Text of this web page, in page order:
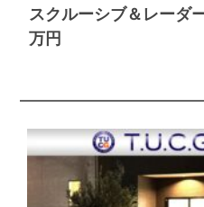
スクルーシブ＆レー
万円